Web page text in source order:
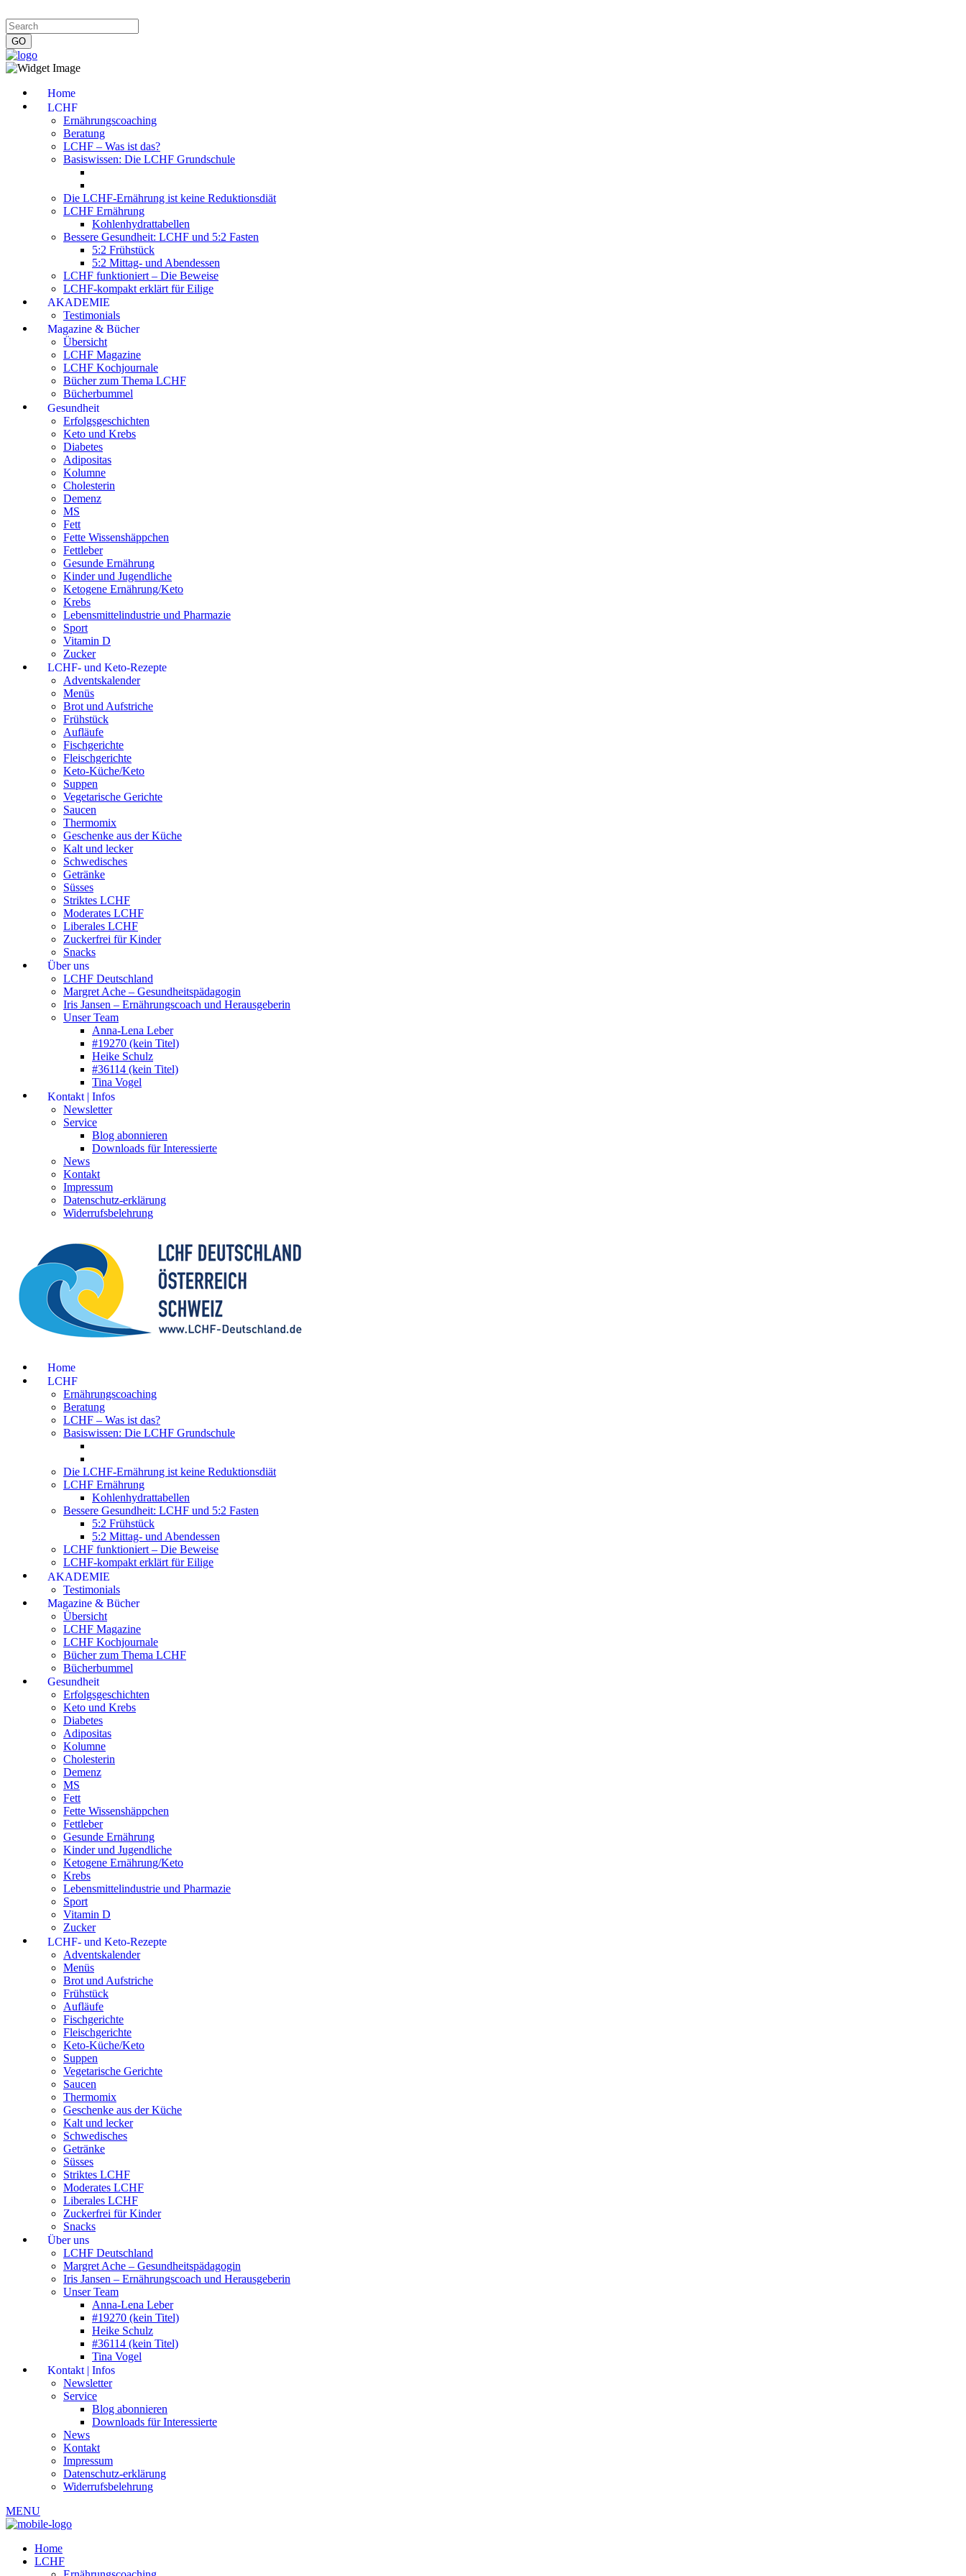
Home
LCHF
Ernährungscoaching
Beratung
LCHF – Was ist das?
Basiswissen: Die LCHF Grundschule
Die LCHF-Ernährung ist keine Reduktionsdiät
LCHF Ernährung
Kohlenhydrattabellen
Bessere Gesundheit: LCHF und 5:2 Fasten
5:2 Frühstück
5:2 Mittag- und Abendessen
LCHF funktioniert – Die Beweise
LCHF-kompakt erklärt für Eilige
AKADEMIE
Testimonials
Magazine & Bücher
Übersicht
LCHF Magazine
LCHF Kochjournale
Bücher zum Thema LCHF
Bücherbummel
Gesundheit
Erfolgsgeschichten
Keto und Krebs
Diabetes
Adipositas
Kolumne
Cholesterin
Demenz
MS
Fett
Fette Wissenshäppchen
Fettleber
Gesunde Ernährung
Kinder und Jugendliche
Ketogene Ernährung/Keto
Krebs
Lebensmittelindustrie und Pharmazie
Sport
Vitamin D
Zucker
LCHF- und Keto-Rezepte
Adventskalender
Menüs
Brot und Aufstriche
Frühstück
Aufläufe
Fischgerichte
Fleischgerichte
Keto-Küche/Keto
Suppen
Vegetarische Gerichte
Saucen
Thermomix
Geschenke aus der Küche
Kalt und lecker
Schwedisches
Getränke
Süsses
Striktes LCHF
Moderates LCHF
Liberales LCHF
Zuckerfrei für Kinder
Snacks
Über uns
LCHF Deutschland
Margret Ache – Gesundheitspädagogin
Iris Jansen – Ernährungscoach und Herausgeberin
Unser Team
Anna-Lena Leber
#19270 (kein Titel)
Heike Schulz
#36114 (kein Titel)
Tina Vogel
Kontakt | Infos
Newsletter
Service
Blog abonnieren
Downloads für Interessierte
News
Kontakt
Impressum
Datenschutz-erklärung
Widerrufsbelehrung
Home
LCHF
Ernährungscoaching
Beratung
LCHF – Was ist das?
Basiswissen: Die LCHF Grundschule
Die LCHF-Ernährung ist keine Reduktionsdiät
LCHF Ernährung
Kohlenhydrattabellen
Bessere Gesundheit: LCHF und 5:2 Fasten
5:2 Frühstück
5:2 Mittag- und Abendessen
LCHF funktioniert – Die Beweise
LCHF-kompakt erklärt für Eilige
AKADEMIE
Testimonials
Magazine & Bücher
Übersicht
LCHF Magazine
LCHF Kochjournale
Bücher zum Thema LCHF
Bücherbummel
Gesundheit
Erfolgsgeschichten
Keto und Krebs
Diabetes
Adipositas
Kolumne
Cholesterin
Demenz
MS
Fett
Fette Wissenshäppchen
Fettleber
Gesunde Ernährung
Kinder und Jugendliche
Ketogene Ernährung/Keto
Krebs
Lebensmittelindustrie und Pharmazie
Sport
Vitamin D
Zucker
LCHF- und Keto-Rezepte
Adventskalender
Menüs
Brot und Aufstriche
Frühstück
Aufläufe
Fischgerichte
Fleischgerichte
Keto-Küche/Keto
Suppen
Vegetarische Gerichte
Saucen
Thermomix
Geschenke aus der Küche
Kalt und lecker
Schwedisches
Getränke
Süsses
Striktes LCHF
Moderates LCHF
Liberales LCHF
Zuckerfrei für Kinder
Snacks
Über uns
LCHF Deutschland
Margret Ache – Gesundheitspädagogin
Iris Jansen – Ernährungscoach und Herausgeberin
Unser Team
Anna-Lena Leber
#19270 (kein Titel)
Heike Schulz
#36114 (kein Titel)
Tina Vogel
Kontakt | Infos
Newsletter
Service
Blog abonnieren
Downloads für Interessierte
News
Kontakt
Impressum
Datenschutz-erklärung
Widerrufsbelehrung
MENU
Home
LCHF